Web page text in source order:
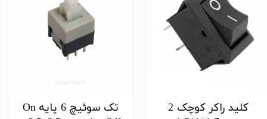
کلید راکر کوچک 2
تک سوئیچ 6 پایه On